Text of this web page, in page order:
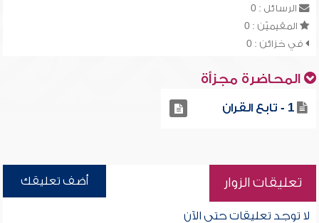
الرسائل : 0
المقيميّن : 0
في خزائن : 0
المحاضرة مجزأة
1 - تابع القران
تعليقات الزوار أضف تعليقك
لا توجد تعليقات حتى الآن